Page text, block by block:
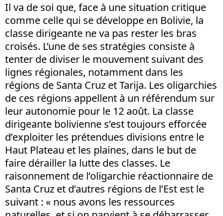
Il va de soi que, face à une situation critique
comme celle qui se développe en Bolivie, la
classe dirigeante ne va pas rester les bras
croisés. L’une de ses stratégies consiste à
tenter de diviser le mouvement suivant des
lignes régionales, notamment dans les
régions de Santa Cruz et Tarija. Les oligarchies
de ces régions appellent à un référendum sur
leur autonomie pour le 12 août. La classe
dirigeante bolivienne s’est toujours efforcée
d’exploiter les prétendues divisions entre le
Haut Plateau et les plaines, dans le but de
faire dérailler la lutte des classes. Le
raisonnement de l’oligarchie réactionnaire de
Santa Cruz et d’autres régions de l’Est est le
suivant : « nous avons les ressources